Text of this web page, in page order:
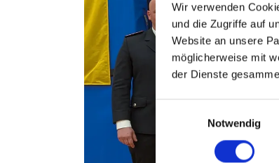
Wir verwenden
und die Zugriffe auf
Website an unsere
möglicherweise mit
der Dienste
Notwendig